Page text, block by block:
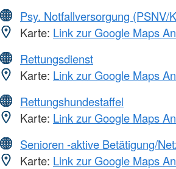
Psy. Notfallversorgung (PSNV/
Karte: Link zur Google Maps
Rettungsdienst
Karte: Link zur Google Maps
Rettungshundestaffel
Karte: Link zur Google Maps
Senioren -aktive Betätigung/
Karte: Link zur Google Maps